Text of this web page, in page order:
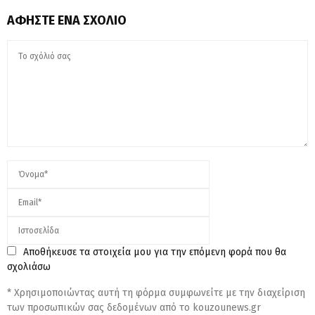
ΑΦΉΣΤΕ ΈΝΑ ΣΧΌΛΙΟ
Αποθήκευσε τα στοιχεία μου για την επόμενη φορά που θα
σχολιάσω
* Χρησιμοποιώντας αυτή τη φόρμα συμφωνείτε με την διαχείριση
των προσωπικών σας δεδομένων από το kouzounews.gr